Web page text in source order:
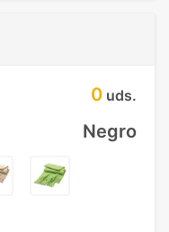
0 uds.
Negro